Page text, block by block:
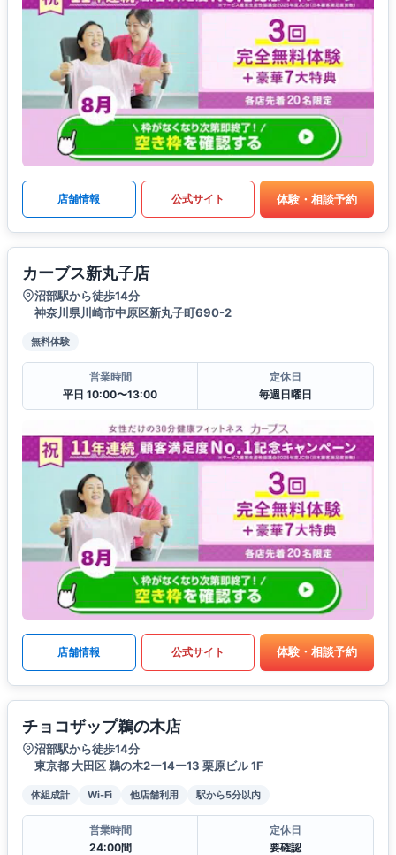
店舗情報 公式サイト 体験・相談予約
カーブス新丸子店
沼部駅から徒歩14分
神奈川県川崎市中原区新丸子町690-2
無料体験
営業時間
平日 10:00〜13:00
定休日
毎週日曜日
店舗情報 公式サイト 体験・相談予約
チョコザップ鵜の木店
沼部駅から徒歩14分
東京都 大田区 鵜の木2ー14ー13 栗原ビル 1F
体組成計 Wi-Fi 他店舗利用 駅から5分以内
営業時間
24:00間
定休日
要確認